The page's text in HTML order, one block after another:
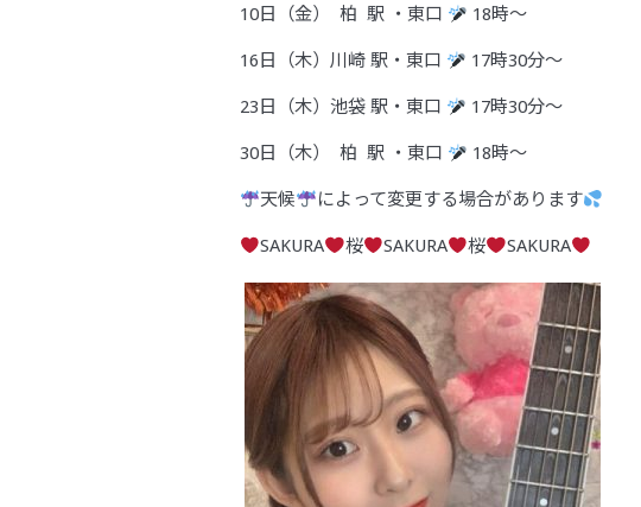
10日（金） 柏 駅 ・東口 18時〜
16日（木）川崎 駅・東口 17時30分〜
23日（木）池袋 駅・東口 17時30分〜
30日（木） 柏 駅 ・東口 18時〜
天候 によって変更する場合があります
SAKURA 桜 SAKURA 桜 SAKURA